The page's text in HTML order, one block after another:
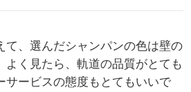
て、選んだシャンパンの色は壁の
よく見たら、軌道の品質がとても
サービスの態度もとてもいいで